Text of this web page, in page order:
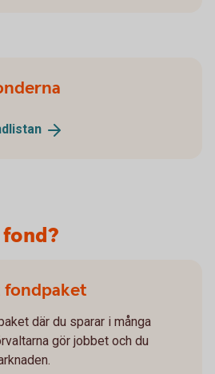
fondpaket
där du sparar i många
gör jobbet och du